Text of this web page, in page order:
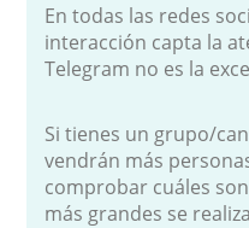
En todas las redes
interacción capta la
Telegram no es la
Si tienes un grupo/
vendrán más
comprobar cuáles
más grandes se